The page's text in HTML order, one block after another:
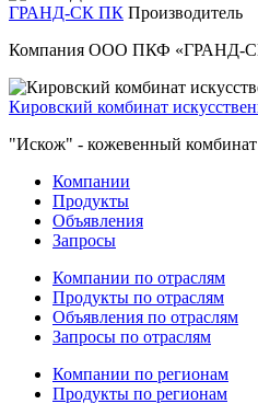
ГРАНД-СК ПК Производитель
Компания ООО ПКФ «ГРАНД-СК»
Кировский комбинат
"Искож" - кожевенный комбинат
Компании
Продукты
Объявления
Запросы
Компании по отраслям
Продукты по отраслям
Объявления по отраслям
Запросы по отраслям
Компании по регионам
Продукты по регионам